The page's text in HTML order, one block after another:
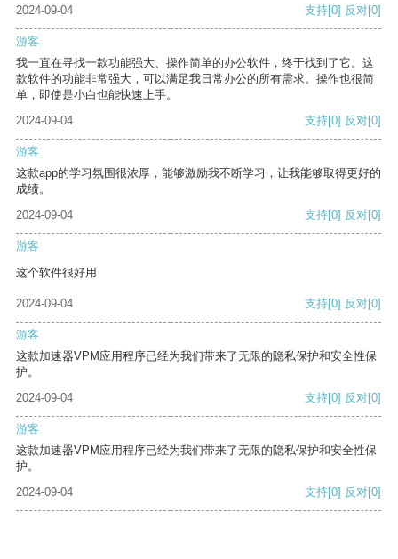
2024-09-04 支持[0] 反对[0]
游客
我一直在寻找一款功能强大、操作简单的办公软件，终于找到了它。这
款软件的功能非常强大，可以满足我日常办公的所有需求。操作也很简
单，即使是小白也能快速上手。
2024-09-04
支持[0] 反对[0]
游客
这款app的学习氛围很浓厚，能够激励我不断学习，让我能够取得更好的
成绩。
2024-09-04
支持[0] 反对[0]
游客
这个软件很好用
2024-09-04 支持[0] 反对[0]
游客
这款加速器VPM应用程序已经为我们带来了无限的隐私保护和安全性保
护。
2024-09-04
支持[0] 反对[0]
游客
这款加速器VPM应用程序已经为我们带来了无限的隐私保护和安全性保
护。
2024-09-04
支持[0] 反对[0]